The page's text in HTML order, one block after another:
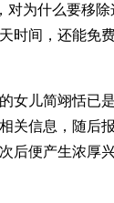
对为什么要移
时间，还能免
女儿简翊恬已
关信息，随后
后便产生浓厚